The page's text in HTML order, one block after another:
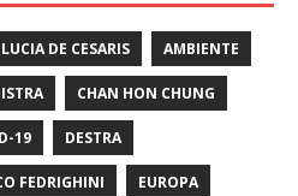
DE CESARIS AMBIENTE
CHAN HON CHUNG
19 DESTRA
FEDRIGHINI EUROPA